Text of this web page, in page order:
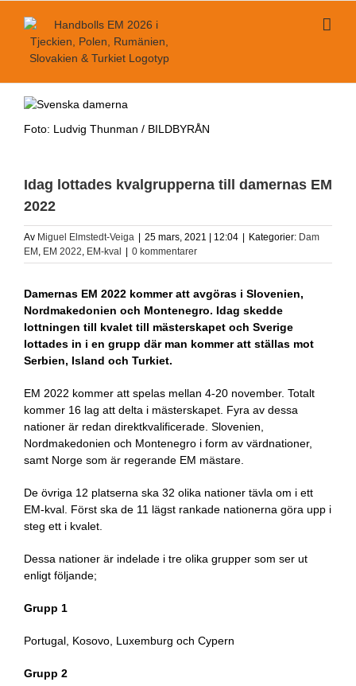
innehållet
Foto: Ludvig Thunman / BILDBYRÅN
Idag lottades kvalgrupperna till damernas EM
2022
Av Miguel Elmstedt-Veiga 25 mars, 2021 | 12:04 Kategorier: Dam
EM , EM 2022, EM-kval 0 kommentarer
Damernas EM 2022 kommer att avgöras i Slovenien,
Nordmakedonien och Montenegro. Idag skedde
lottningen till kvalet till mästerskapet och Sverige
lottades in i en grupp där man kommer att ställas mot
Serbien, Island och Turkiet.
EM 2022 kommer att spelas mellan 4-20 november. Totalt
kommer 16 lag att delta i mästerskapet. Fyra av dessa
nationer är redan direktkvalificerade. Slovenien,
Nordmakedonien och Montenegro i form av värdnationer,
samt Norge som är regerande EM mästare.
De övriga 12 platserna ska 32 olika nationer tävla om i ett
EM-kval. Först ska de 11 lägst rankade nationerna göra upp i
steg ett i kvalet.
Dessa nationer är indelade i tre olika grupper som ser ut
enligt följande;
Grupp 1
Portugal, Kosovo, Luxemburg och Cypern
Grupp 2